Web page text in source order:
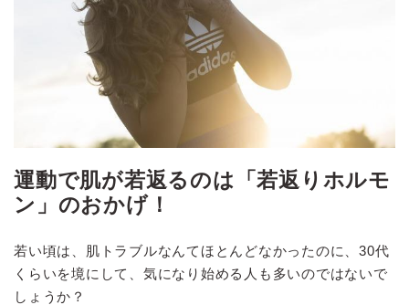
運動で肌が若返るのは「若返りホルモ
ン」のおかげ！
若い頃は、肌トラブルなんてほとんどなかったのに、30代
くらいを境にして、気になり始める人も多いのではないで
しょうか？